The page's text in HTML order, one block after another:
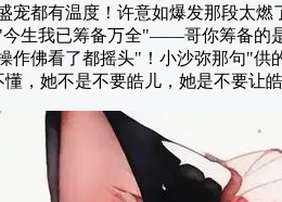
都有温度！许意如爆发那段太燃
生我已筹备万全"——哥你筹备的
作佛看了都摇头"！小沙弥那句"
，她不是不要皓儿，她是不要让